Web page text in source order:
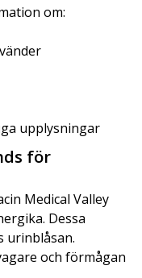
om:
upplysningar
för
Medical Valley
Dessa
urinblåsan.
och förmågan